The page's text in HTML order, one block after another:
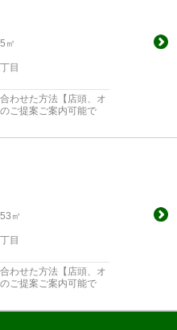
㎡
目
わせた方法【店頭、オ
ご提案ご案内可能で
㎡
目
わせた方法【店頭、オ
ご提案ご案内可能で